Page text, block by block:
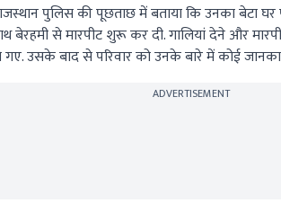
पुलिस की पूछताछ में बताया कि उनका बेटा
से मारपीट शुरू कर दी. गालियां देने और
उसके बाद से परिवार को उनके बारे में कोई
ADVERTISEMENT